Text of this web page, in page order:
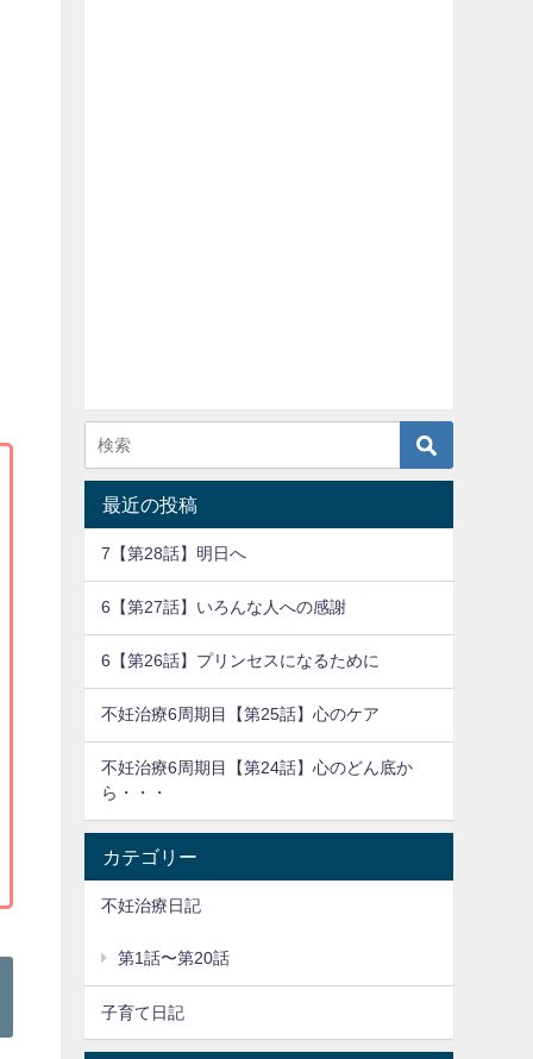
最近の投稿
7【第28話】明日へ
6【第27話】いろんな人への感謝
6【第26話】プリンセスになるために
不妊治療6周期目【第25話】心のケア
不妊治療6周期目【第24話】心のどん底か
ら・・・
カテゴリー
不妊治療日記
第1話〜第20話
子育て日記